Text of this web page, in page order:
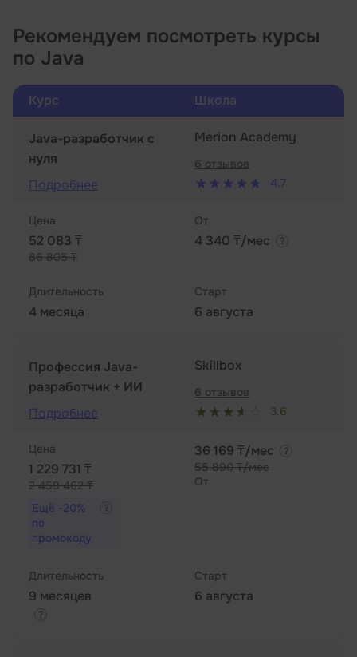
Рекомендуем посмотреть курсы
по Java
Курс Школа
Java-разработчик с
нуля
Подробнее
Merion Academy
4.7
6 отзывов
Цена
52 083 ₸
86 805 ₸
От
4 340 ₸/мес
Длительность
4 месяца
Старт
6 августа
Профессия Java-
разработчик + ИИ
Подробнее
Skillbox
3.6
6 отзывов
Цена
1 229 731 ₸
2 459 462 ₸
Ещё
-20%
по
промокоду
От
36 169 ₸/мес
55 890 ₸/мес
Длительность
9 месяцев
Старт
6 августа